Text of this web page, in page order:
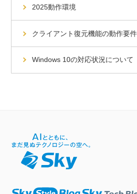
2025動作環境
クライアント復元機能の動作要
Windows 10の対応状況について